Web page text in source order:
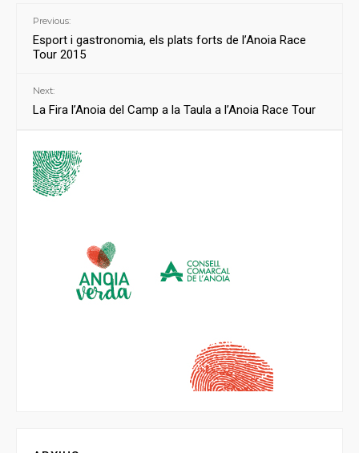
Previous:
Esport i gastronomia, els plats forts de l’Anoia Race
Tour 2015
Next:
La Fira l’Anoia del Camp a la Taula a l’Anoia Race Tour